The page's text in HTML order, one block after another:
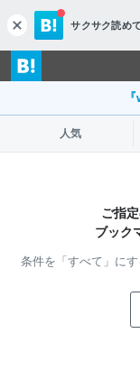
c
l
o
s
サクサク読めて
人気
ご指
ブック
条件を「すべて」にす